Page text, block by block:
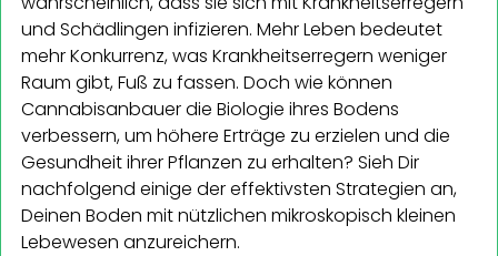
und Schädlingen infizieren. Mehr Leben bedeutet
mehr Konkurrenz, was Krankheitserregern weniger
Raum gibt, Fuß zu fassen. Doch wie können
Cannabisanbauer die Biologie ihres Bodens
verbessern, um höhere Erträge zu erzielen und die
Gesundheit ihrer Pflanzen zu erhalten? Sieh Dir
nachfolgend einige der effektivsten Strategien an,
Deinen Boden mit nützlichen mikroskopisch kleinen
Lebewesen anzureichern.